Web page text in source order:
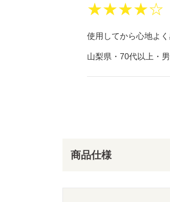
★★★★☆
使用してから心地よ
山梨県・70代以上・
商品仕様